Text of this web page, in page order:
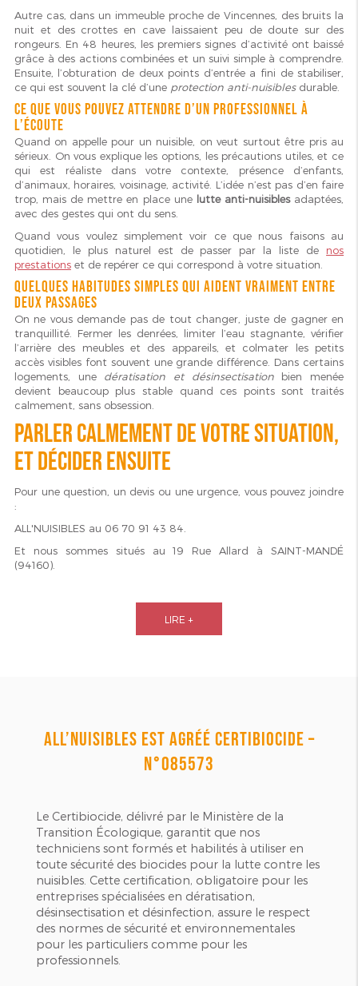
Autre cas, dans un immeuble proche de Vincennes, des bruits la
nuit et des crottes en cave laissaient peu de doute sur des
rongeurs. En 48 heures, les premiers signes d’activité ont baissé
grâce à des actions combinées et un suivi simple à comprendre.
Ensuite, l’obturation de deux points d’entrée a fini de stabiliser,
ce qui est souvent la clé d’une protection anti-nuisiblesdurable.
Ce que vous pouvez attendre d’un professionnel à
l’écoute
Quand on appelle pour un nuisible, on veut surtout être pris au
sérieux. On vous explique les options, les précautions utiles, et ce
qui est réaliste dans votre contexte, présence d’enfants,
d’animaux, horaires, voisinage, activité. L’idée n’est pas d’en faire
trop, mais de mettre en place une lutte anti-nuisiblesadaptées,
avec des gestes qui ont du sens.
Quand vous voulez simplement voir ce que nous faisons au
quotidien, le plus naturel est de passer par la liste de nos
prestationset de repérer ce qui correspond à votre situation.
Quelques habitudes simples qui aident vraiment entre
deux passages
On ne vous demande pas de tout changer, juste de gagner en
tranquillité. Fermer les denrées, limiter l’eau stagnante, vérifier
l’arrière des meubles et des appareils, et colmater les petits
accès visibles font souvent une grande différence. Dans certains
logements, une dératisation et désinsectisationbien menée
devient beaucoup plus stable quand ces points sont traités
calmement, sans obsession.
Parler calmement de votre situation,
et décider ensuite
Pour une question, un devis ou une urgence, vous pouvez joindre
:
ALL'NUISIBLES au 06 70 91 43 84.
Et nous sommes situés au 19 Rue Allard à SAINT-MANDÉ
(94160).
LIRE +
ALL’NUISIBLES EST AGRÉÉ CERTIBIOCIDE –
N°085573
Le Certibiocide, délivré par le Ministère de la
Transition Écologique, garantit que nos
techniciens sont formés et habilités à utiliser en
toute sécurité des biocides pour la lutte contre les
nuisibles. Cette certification, obligatoire pour les
entreprises spécialisées en dératisation,
désinsectisation et désinfection, assure le respect
des normes de sécurité et environnementales
pour les particuliers comme pour les
professionnels.